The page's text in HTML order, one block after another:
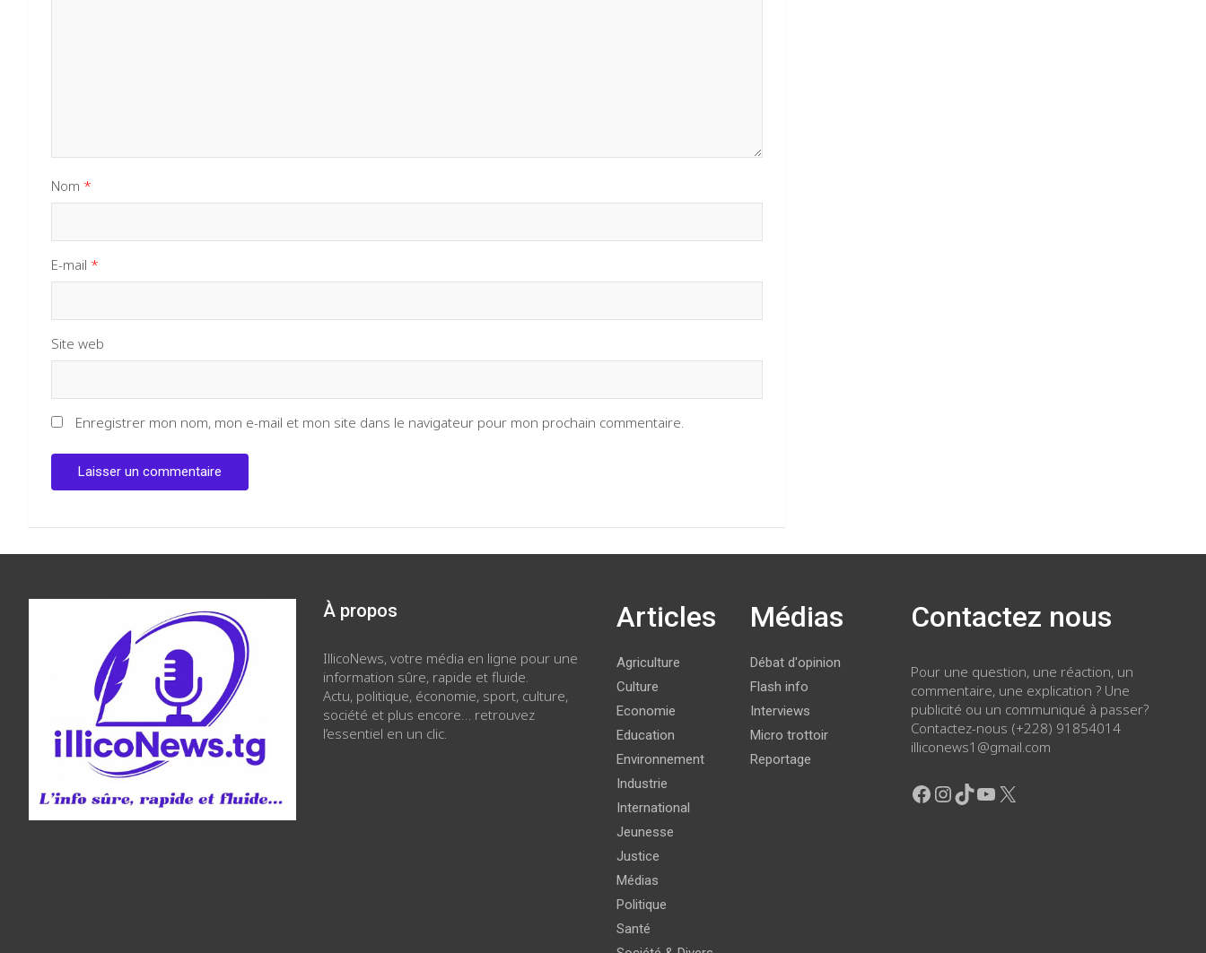
Nom *
E-mail *
Site web
Enregistrer mon nom, mon e-mail et mon site dans le navigateur pour mon prochain commentaire.
À propos
IllicoNews, votre média en ligne pour une
information sûre, rapide et fluide.
Actu, politique, économie, sport, culture,
société et plus encore… retrouvez
l’essentiel en un clic.
Articles
Agriculture
Culture
Economie
Education
Environnement
Industrie
International
Jeunesse
Justice
Médias
Politique
Santé
Médias
Débat d'opinion
Flash info
Interviews
Micro trottoir
Reportage
Contactez nous
Pour une question, une réaction, un
commentaire, une explication ? Une
publicité ou un communiqué à passer?
Contactez-nous (+228) 91854014
illiconews1@gmail.com
Facebook
Instagram
TikTok
YouTube
X